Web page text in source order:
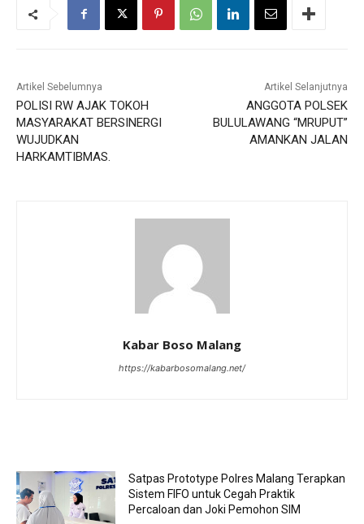
Artikel Sebelumnya
POLISI RW AJAK TOKOH
MASYARAKAT BERSINERGI
WUJUDKAN
HARKAMTIBMAS.
Artikel Selanjutnya
ANGGOTA POLSEK
BULULAWANG “MRUPUT”
AMANKAN JALAN
Kabar Boso Malang
https://kabarbosomalang.net/
Satpas Prototype Polres Malang Terapkan
Sistem FIFO untuk Cegah Praktik
Percaloan dan Joki Pemohon SIM